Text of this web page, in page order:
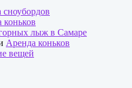
сноубордов
коньков
лыж в Самаре
Аренда коньков
вещей